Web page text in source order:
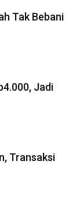
Tak Bebani
Jadi
Transaksi